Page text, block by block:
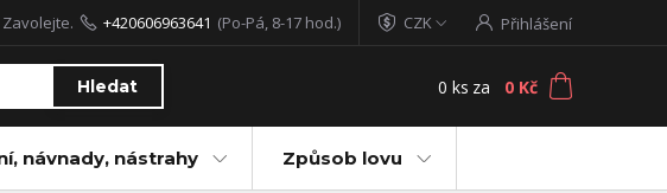
CZK Přihlášení
Hledat
+420606963641 (Po-Pá, 8-17 hod.)
0 ks za 0 Kč
návnady, nástrahy Způsob lovu